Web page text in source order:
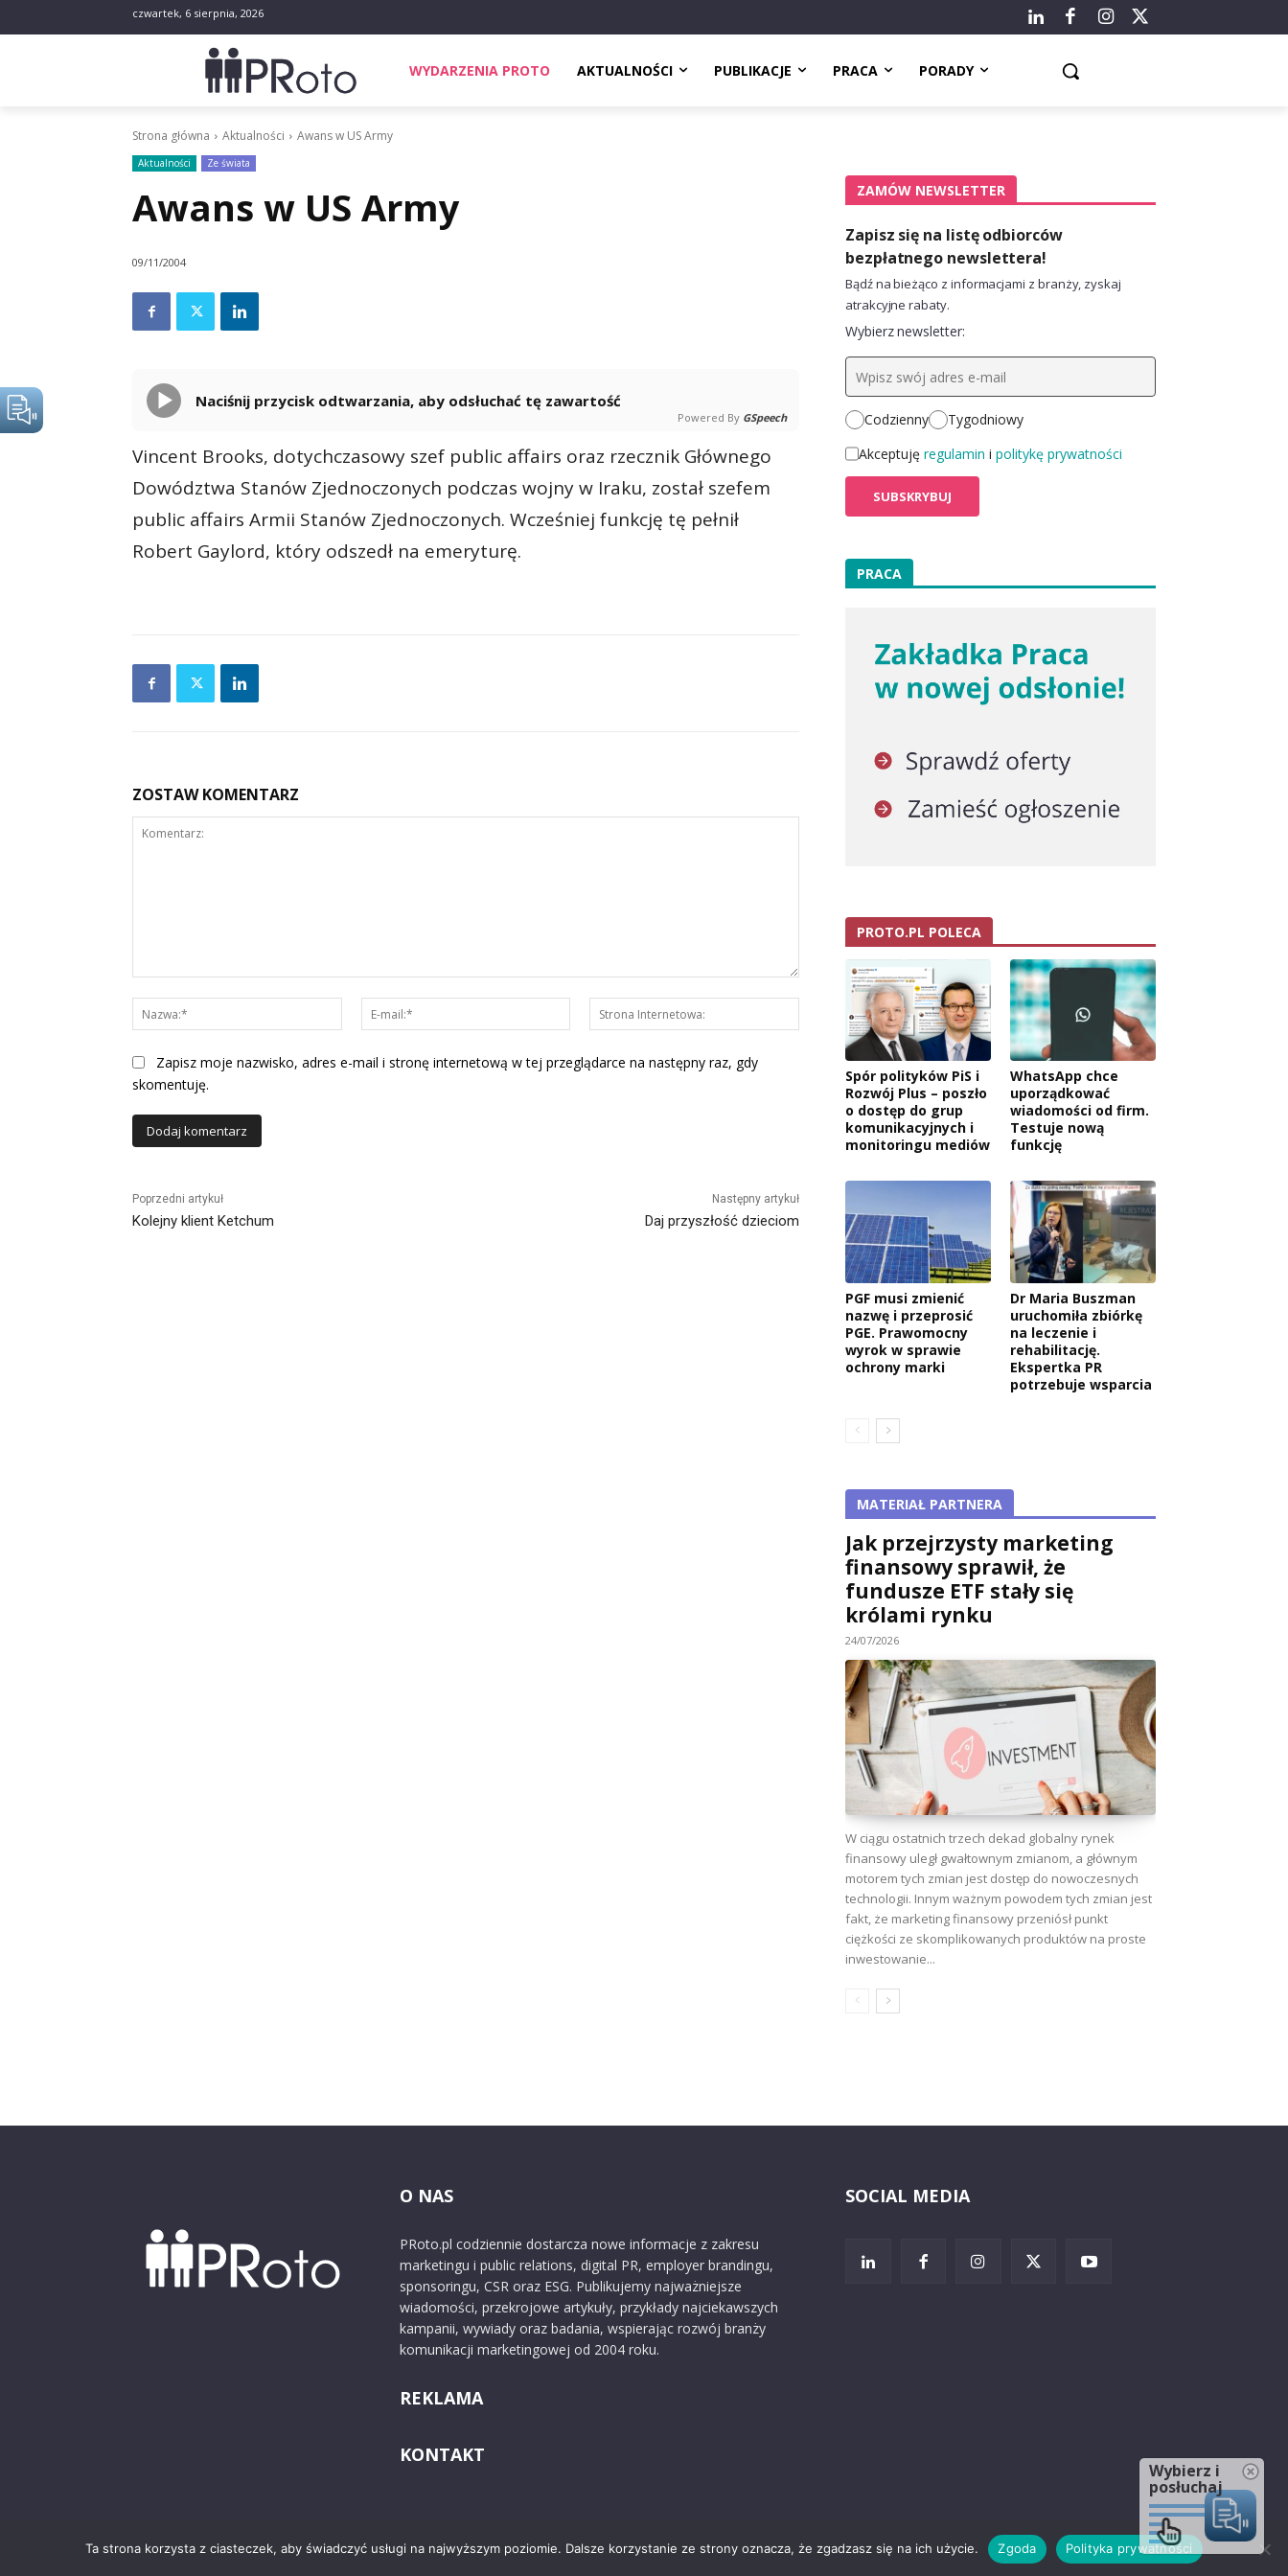
czwartek, 6 sierpnia, 2026
WYDARZENIA PROTO AKTUALNOŚCI PUBLIKACJE PRACA PORADY
Strona główna Aktualności Awans w US Army
Aktualności Ze świata
Awans w US Army
09/11/2004
Naciśnij przycisk odtwarzania, aby odsłuchać tę zawartość
Powered By GSpeech
Vincent Brooks, dotychczasowy szef public affairs oraz rzecznik Głównego
Dowództwa Stanów Zjednoczonych podczas wojny w Iraku, został szefem
public affairs Armii Stanów Zjednoczonych. Wcześniej funkcję tę pełnił
Robert Gaylord, który odszedł na emeryturę.
ZOSTAW KOMENTARZ
Nazwa:*
mail:*
Internetowa:
Zapisz moje nazwisko, adres e-mail i stronę internetową w tej przeglądarce na następny raz, gdy
skomentuję.
Poprzedni artykuł
Kolejny klient Ketchum
Następny artykuł
Daj przyszłość dzieciom
ZAMÓW NEWSLETTER
Zapisz się na listę odbiorców
bezpłatnego newslettera!
Bądź na bieżąco z informacjami z branży, zyskaj
atrakcyjne rabaty.
Wybierz newsletter:
Codzienny
Tygodniowy
Akceptuję regulamin i politykę prywatności
PRACA
PROTO.PL POLECA
Spór polityków PiS i
Rozwój Plus – poszło
o dostęp do grup
komunikacyjnych i
monitoringu mediów
WhatsApp chce
uporządkować
wiadomości od firm.
Testuje nową
funkcję
PGF musi zmienić
nazwę i przeprosić
PGE. Prawomocny
wyrok w sprawie
ochrony marki
Dr Maria Buszman
uruchomiła zbiórkę
na leczenie i
rehabilitację.
Ekspertka PR
potrzebuje wsparcia
MATERIAŁ PARTNERA
Jak przejrzysty marketing
finansowy sprawił, że
fundusze ETF stały się
królami rynku
24/07/2026
W ciągu ostatnich trzech dekad globalny rynek
finansowy uległ gwałtownym zmianom, a głównym
motorem tych zmian jest dostęp do nowoczesnych
technologii. Innym ważnym powodem tych zmian jest
fakt, że marketing finansowy przeniósł punkt
ciężkości ze skomplikowanych produktów na proste
inwestowanie...
O NAS
PRoto.pl codziennie dostarcza nowe informacje z zakresu
marketingu i public relations, digital PR, employer brandingu,
sponsoringu, CSR oraz ESG. Publikujemy najważniejsze
wiadomości, przekrojowe artykuły, przykłady najciekawszych
kampanii, wywiady oraz badania, wspierając rozwój branży
komunikacji marketingowej od 2004 roku.
REKLAMA
KONTAKT
SOCIAL MEDIA
© 2024 PRoto.pl O nas Reklama Zastrzeżenia prawne
Ta strona korzysta z ciasteczek, aby świadczyć usługi na najwyższym poziomie. Dalsze korzystanie ze strony oznacza, że zgadzasz się na ich użycie. Zgoda Polityka prywatności
Wybierz i
posłuchaj